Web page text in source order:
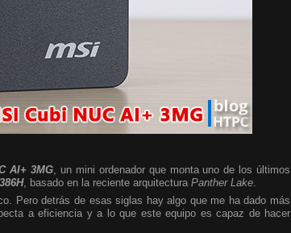
AI+ 3MG , un mini ordenador que monta uno de los últimos
, basado en la reciente arquitectura Panther Lake
Pero detrás de esas siglas hay algo que me ha dado más
a eficiencia y a lo que este equipo es capaz de hacer